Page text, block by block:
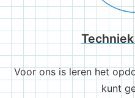
Voor ons is leren het
kunt